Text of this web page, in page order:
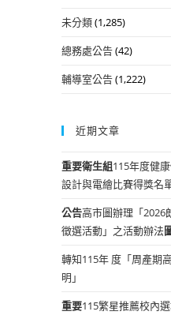
未分類(1,285)
總務處公告(42)
輔導室公告(1,222)
近期文章
重要衛生組115年度健
設計與電繪比賽得獎名
公告高市圖辦理「2026
徵選活動」之活動辦法
轉知115年 度「周產期
明」
重要115繁星推薦校內